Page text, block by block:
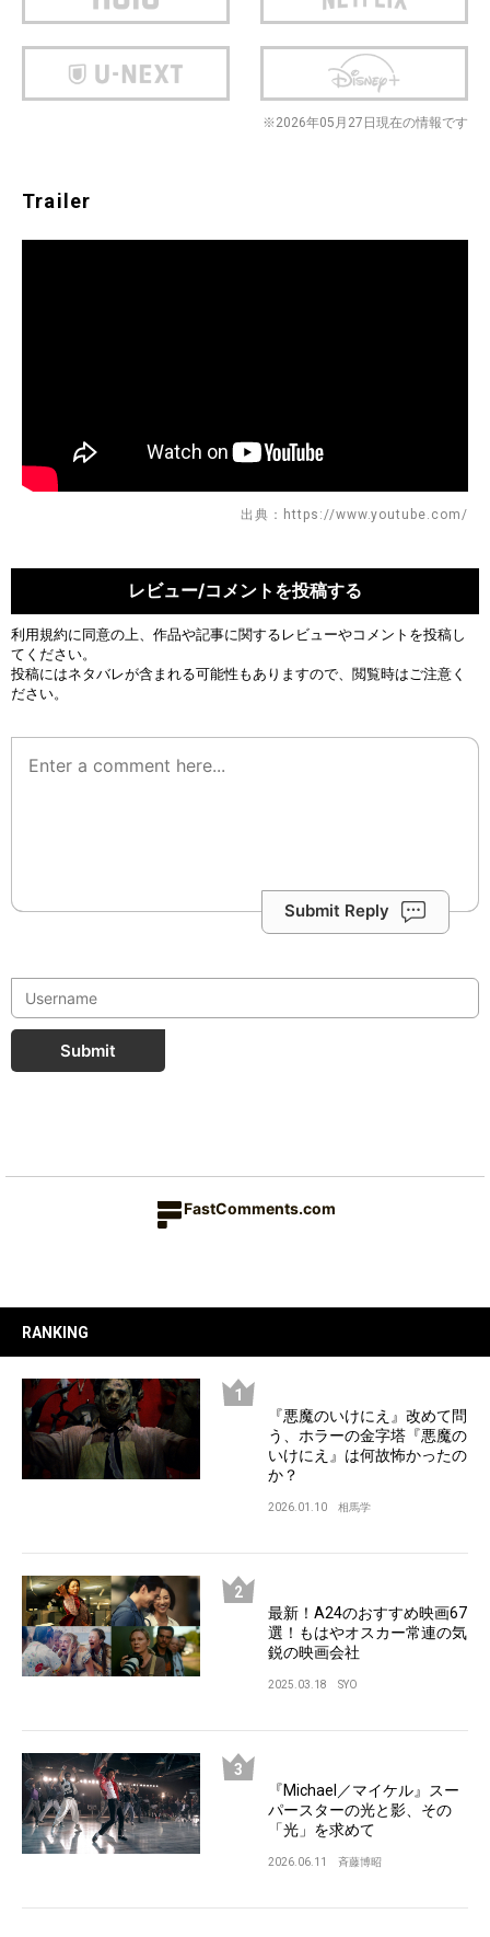
※2026年05月27日現在の情報です
Trailer
出典：https://www.youtube.com/
レビュー/コメントを投稿する
利用規約に同意の上、作品や記事に関するレビューやコメントを投稿し
てください。
投稿にはネタバレが含まれる可能性もありますので、閲覧時はご注意く
ださい。
Submit Reply
Submit
FastComments.com
RANKING
『悪魔のいけにえ』改めて問
う、ホラーの金字塔『悪魔の
いけにえ』は何故怖かったの
か？
2026.01.10 相馬学
最新！A24のおすすめ映画67
選！もはやオスカー常連の気
鋭の映画会社
2025.03.18 SYO
『Michael／マイケル』スー
パースターの光と影、その
「光」を求めて
2026.06.11 斉藤博昭